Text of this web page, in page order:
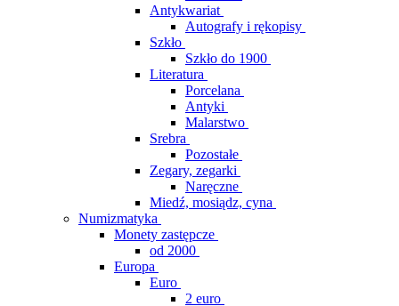
Antykwariat
Autografy i rękopisy
Szkło
Szkło do 1900
Literatura
Porcelana
Antyki
Malarstwo
Srebra
Pozostałe
Zegary, zegarki
Naręczne
Miedź, mosiądz, cyna
Numizmatyka
Monety zastępcze
od 2000
Europa
Euro
2 euro